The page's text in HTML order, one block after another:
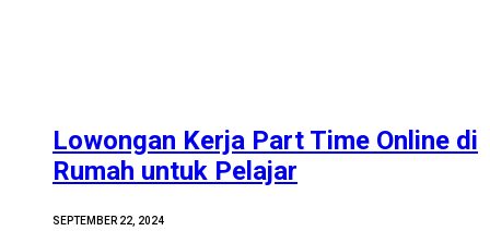
Lowongan Kerja Part Time Online di
Rumah untuk Pelajar
SEPTEMBER 22, 2024